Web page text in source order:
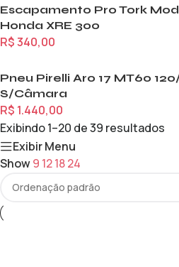
Escapamento Pro Tork
Honda XRE 300
R$340,00
Pneu Pirelli Aro 17 MT60
S/Câmara
R$ 1.440,00
Exibindo 1–20 de 39 resultados
Exibir Menu
Show9 121824